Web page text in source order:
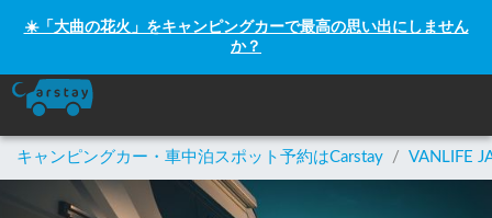
☀️「大曲の花火」をキャンピングカーで最高の思い出にしません
か？
キャンピングカー・車中泊スポット予約はCarstay / VANLIFE